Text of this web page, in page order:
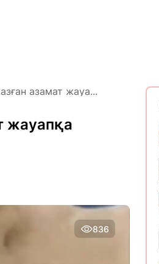
азамат жауа...
жауапқа
836